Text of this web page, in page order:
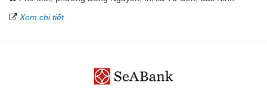
Xem chi tiết